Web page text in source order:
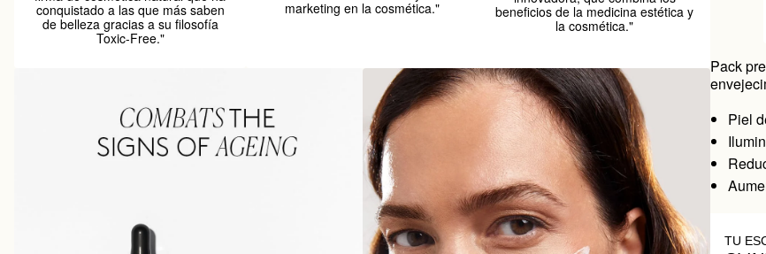
conquistado a las que más saben
de belleza gracias a su filosofía
Toxic-Free."
marketing en la cosmética."
beneficios de la medicina estética y
la cosmética."
Pack
Piel
TU